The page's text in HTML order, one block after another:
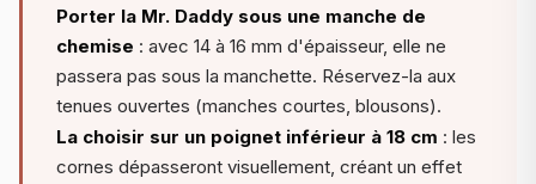
Porter la Mr. Daddy sous une manche de
chemise : avec 14 à 16 mm d'épaisseur, elle ne
passera pas sous la manchette. Réservez-la aux
tenues ouvertes (manches courtes, blousons).
La choisir sur un poignet inférieur à 18 cm : les
cornes dépasseront visuellement, créant un effet